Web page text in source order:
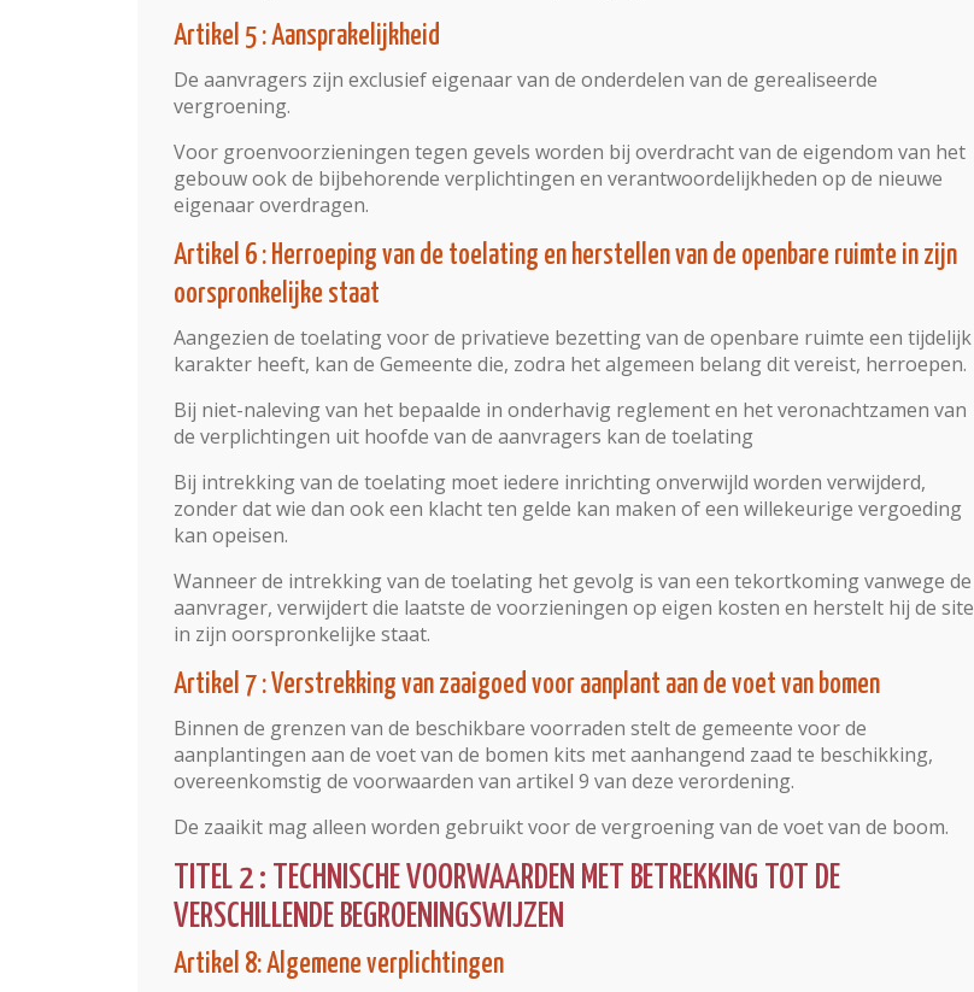
Artikel 5 : Aansprakelijkheid
De aanvragers zijn exclusief eigenaar van de onderdelen van de gerealiseerde
vergroening.
Voor groenvoorzieningen tegen gevels worden bij overdracht van de eigendom van het
gebouw ook de bijbehorende verplichtingen en verantwoordelijkheden op de nieuwe
eigenaar overdragen.
Artikel 6 : Herroeping van de toelating en herstellen van de openbare ruimte in zijn
oorspronkelijke staat
Aangezien de toelating voor de privatieve bezetting van de openbare ruimte een tijdelijk
karakter heeft, kan de Gemeente die, zodra het algemeen belang dit vereist, herroepen.
Bij niet-naleving van het bepaalde in onderhavig reglement en het veronachtzamen van
de verplichtingen uit hoofde van de aanvragers kan de toelating
Bij intrekking van de toelating moet iedere inrichting onverwijld worden verwijderd,
zonder dat wie dan ook een klacht ten gelde kan maken of een willekeurige vergoeding
kan opeisen.
Wanneer de intrekking van de toelating het gevolg is van een tekortkoming vanwege de
aanvrager, verwijdert die laatste de voorzieningen op eigen kosten en herstelt hij de site
in zijn oorspronkelijke staat.
Artikel 7 : Verstrekking van zaaigoed voor aanplant aan de voet van bomen
Binnen de grenzen van de beschikbare voorraden stelt de gemeente voor de
aanplantingen aan de voet van de bomen kits met aanhangend zaad te beschikking,
overeenkomstig de voorwaarden van artikel 9 van deze verordening.
De zaaikit mag alleen worden gebruikt voor de vergroening van de voet van de boom.
TITEL 2 : TECHNISCHE VOORWAARDEN MET BETREKKING TOT DE
VERSCHILLENDE BEGROENINGSWIJZEN
Artikel 8: Algemene verplichtingen